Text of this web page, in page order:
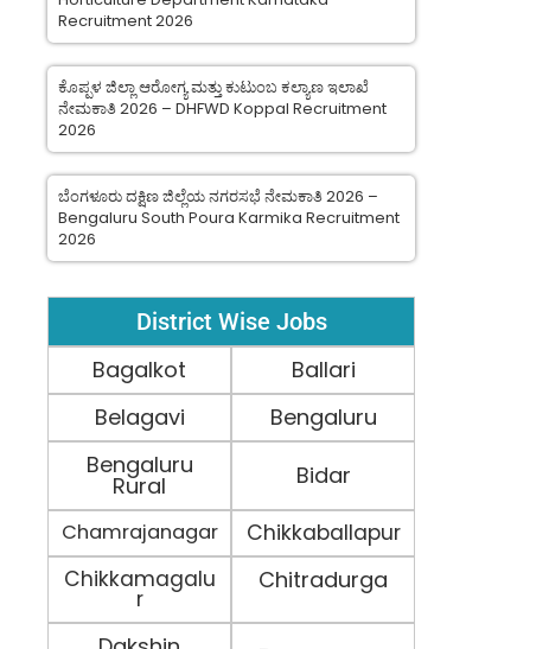
Recruitment 2026
ಕೊಪ್ಪಳ ಜಿಲ್ಲಾ ಆರೋಗ್ಯ ಮತ್ತು ಕುಟುಂಬ ಕಲ್ಯಾಣ ಇಲಾಖೆ
ನೇಮಕಾತಿ 2026 – DHFWD Koppal Recruitment
2026
ಬೆಂಗಳೂರು ದಕ್ಷಿಣ ಜಿಲ್ಲೆಯ ನಗರಸಭೆ ನೇಮಕಾತಿ 2026 –
Bengaluru South Poura Karmika Recruitment
2026
District Wise Jobs
Bagalkot
Ballari
Belagavi
Bengaluru
Bengaluru
Rural Bidar
Chamrajanagar
Chikkaballapur
Chikkamagalu
r
Chitradurga